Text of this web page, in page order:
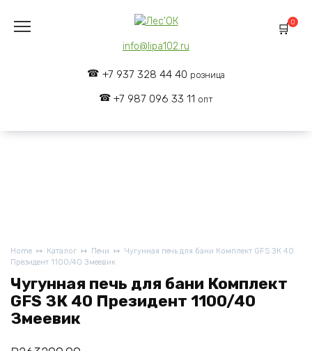
content
info@lipa102.ru
+7 937 328 44 40 розница
+7 987 096 33 11 опт
0
Home Каталог Печи
Чугунная печь для бани Комплект GFS ЗК 40
Президент 1100/40 Змеевик
Чугунная печь для бани Комплект
GFS ЗК 40 Президент 1100/40
Змеевик